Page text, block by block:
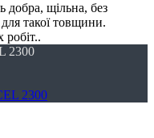
добра, щільна, без
такої товщини.
2300